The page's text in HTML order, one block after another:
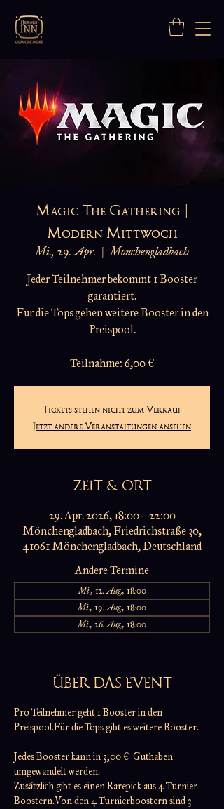
Magic The Gathering |
Modern Mittwoch
Mi., 29. Apr.
  |
Mönchengladbach
Jeder Teilnehmer bekommt 1 Booster
garantiert.
Für die Tops gehen weitere Booster in den
Preispool.
Teilnahme: 6,00 €
Tickets stehen nicht zum Verkauf
Jetzt andere Veranstaltungen ansehen
ZEIT & ORT
29. Apr. 2026, 18:00 – 22:00
Mönchengladbach, Friedrichstraße 30,
41061 Mönchengladbach, Deutschland
Andere Termine
Mi., 12. Aug., 18:00
Mi., 19. Aug., 18:00
Mi., 26. Aug., 18:00
ÜBER DAS EVENT
Pro Teilnehmer geht 1 Booster in den
Preispool.Für die Tops gibt es weitere Booster.
Jedes Booster kann in 3,00 €  Guthaben
umgewandelt werden.
Zusätzlich gibt es einen Rarepick aus 4 Turnier
Boostern.Von den 4 Turnierboostern sind 3